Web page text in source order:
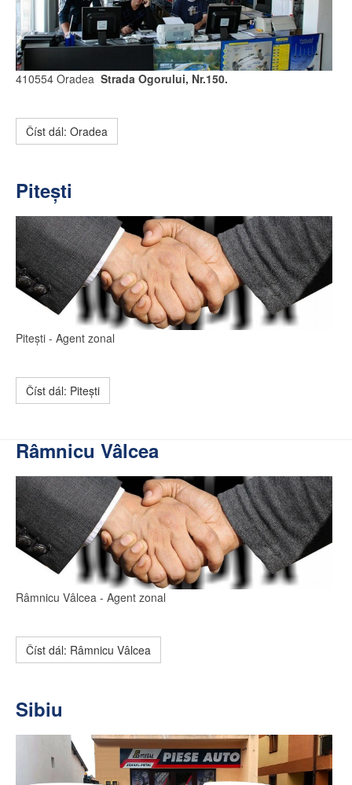
410554 Oradea Strada Ogorului, Nr.150.
Číst dál: Oradea
Pitești
Pitești - Agent zonal
Číst dál: Pitești
Râmnicu Vâlcea
Râmnicu Vâlcea - Agent zonal
Číst dál: Râmnicu Vâlcea
Sibiu